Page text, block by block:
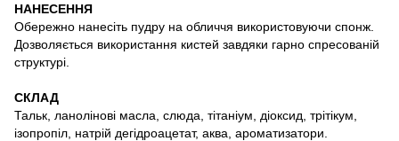
НАНЕСЕННЯ
Обережно нанесіть пудру на обличчя використовуючи спонж.
Дозволяється використання кистей завдяки гарно спресованій
структурі.
СКЛАД
Тальк, ланолінові масла, слюда, тітаніум, діоксид, трітікум,
ізопропіл, натрій дегідроацетат, аква, ароматизатори.